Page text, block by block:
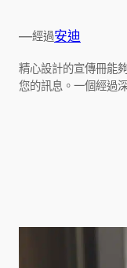
—經過安迪
精心設計的宣傳冊能
您的訊息。一個經過